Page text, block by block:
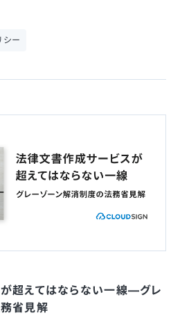
シー
超えてはならない一線—グレ
省見解